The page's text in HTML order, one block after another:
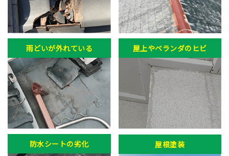
雨どいが外れている 屋上やベランダのヒビ
防水シートの劣化 屋根塗装